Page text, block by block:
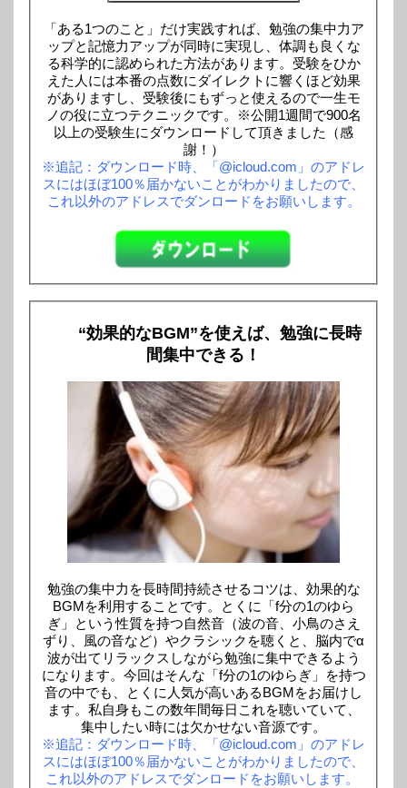
「ある1つのこと」だけ実践すれば、勉強の集中力ア
ップと記憶力アップが同時に実現し、体調も良くな
る科学的に認められた方法があります。受験をひか
えた人には本番の点数にダイレクトに響くほど効果
がありますし、受験後にもずっと使えるので一生モ
ノの役に立つテクニックです。※公開1週間で900名
以上の受験生にダウンロードして頂きました（感
謝！）
※追記：ダウンロード時、「@icloud.com」のアドレ
スにはほぼ100％届かないことがわかりましたので、
これ以外のアドレスでダンロードをお願いします。
“効果的なBGM”を使えば、勉強に長時
間集中できる！
勉強の集中力を長時間持続させるコツは、効果的な
BGMを利用することです。とくに「f分の1のゆら
ぎ」という性質を持つ自然音（波の音、小鳥のさえ
ずり、風の音など）やクラシックを聴くと、脳内でα
波が出てリラックスしながら勉強に集中できるよう
になります。今回はそんな「f分の1のゆらぎ」を持つ
音の中でも、とくに人気が高いあるBGMをお届けし
ます。私自身もこの数年間毎日これを聴いていて、
集中したい時には欠かせない音源です。
※追記：ダウンロード時、「@icloud.com」のアドレ
スにはほぼ100％届かないことがわかりましたので、
これ以外のアドレスでダンロードをお願いします。